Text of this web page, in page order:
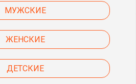
МУЖСКИЕ
ЖЕНСКИЕ
ДЕТСКИЕ